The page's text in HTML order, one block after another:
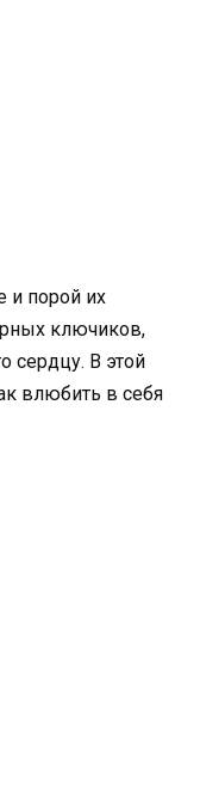
и порой их
ключиков,
сердцу. В этой
влюбить в себя